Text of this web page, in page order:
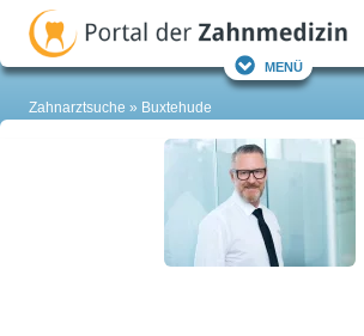
Menü
Zahnarztsuche Buxtehude